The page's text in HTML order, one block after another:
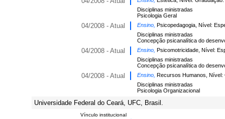
Disciplinas ministradas
Psicologia Geral
04/2008 - Atual Ensino, Psicopedagogia, Nível:
Disciplinas ministradas
Concepção psicanalítica do
04/2008 - Atual Ensino, Psicomotricidade, Nível:
Disciplinas ministradas
Concepção psicanalítica do
04/2008 - Atual Ensino, Recursos Humanos, Nível:
Disciplinas ministradas
Psicologia Organizacional
Universidade Federal do Ceará, UFC, Brasil.
Vínculo institucional